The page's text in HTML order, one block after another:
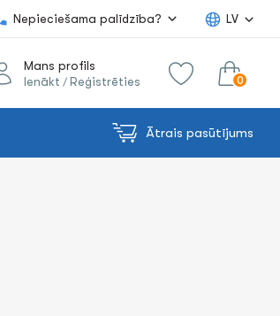
Nepieciešama palīdzība? LV
Mans profils
Ienākt / Reģistrēties 0
Ātrais pasūtījums